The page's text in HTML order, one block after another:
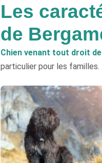
Les
de
Chien venant tout droit de
particulier pour les familles.